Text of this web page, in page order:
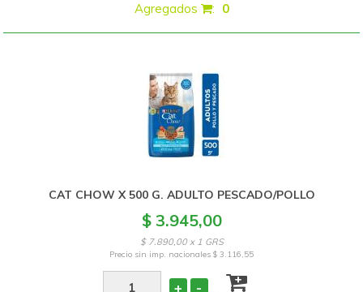
Agregados : 0
CAT CHOW X 500 G. ADULTO PESCADO/POLLO
$ 3.945,00
$ 7.890,00 x 1 GRS
Precio sin imp. nacionales$ 3.116,55
+ -